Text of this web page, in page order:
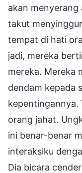
akan menyerang
takut
tempat di hati
jadi, mereka
mereka. Mereka
dendam kepada
kepentingannya.
orang jahat.
ini benar-benar
interaksiku
Dia bicara